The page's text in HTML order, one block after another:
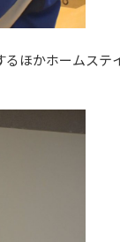
ほかホームステ